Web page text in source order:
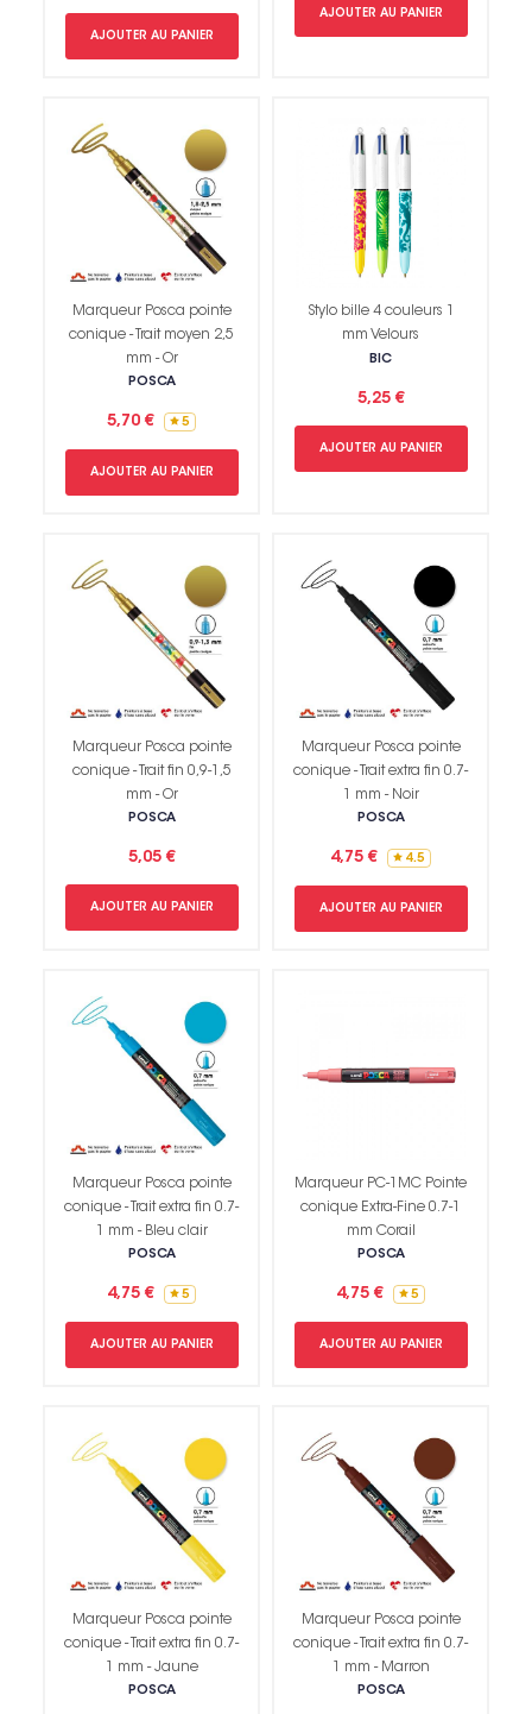
AJOUTER AU PANIER
AJOUTER AU PANIER
Marqueur Posca pointe
conique - Trait moyen 2,5
mm - Or
POSCA
5,70 € 5
AJOUTER AU PANIER
Stylo bille 4 couleurs 1
mm Velours
BIC
5,25 €
AJOUTER AU PANIER
Marqueur Posca pointe
conique - Trait fin 0,9-1,5
mm - Or
POSCA
5,05 €
AJOUTER AU PANIER
Marqueur Posca pointe
conique - Trait extra fin 0.7-
1 mm - Noir
POSCA
4,75 € 4.5
AJOUTER AU PANIER
Marqueur Posca pointe
conique - Trait extra fin 0.7-
1 mm - Bleu clair
POSCA
4,75 € 5
AJOUTER AU PANIER
Marqueur PC-1MC Pointe
conique Extra-Fine 0.7-1
mm Corail
POSCA
4,75 € 5
AJOUTER AU PANIER
Marqueur Posca pointe
conique - Trait extra fin 0.7-
1 mm - Jaune
POSCA
Marqueur Posca pointe
conique - Trait extra fin 0.7-
1 mm - Marron
POSCA